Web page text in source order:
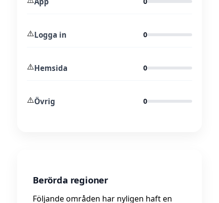
⚠️Logga in 0
⚠️Hemsida 0
⚠️Övrig 0
Berörda regioner
Följande områden har nyligen haft en